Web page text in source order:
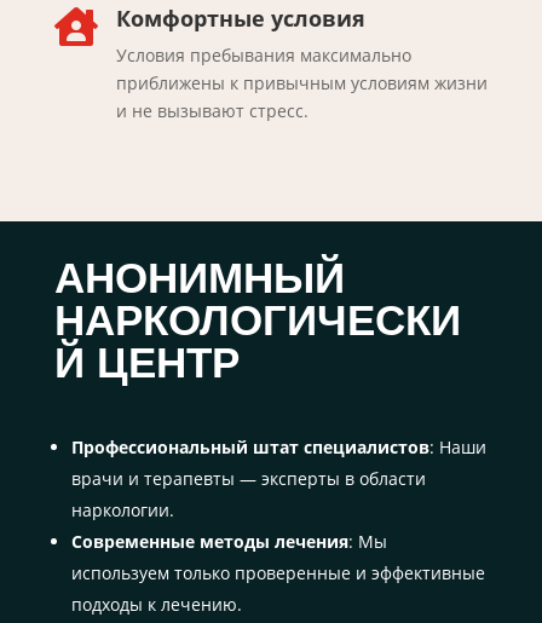
 Комфортные условия
Условия пребывания максимально
приближены к привычным условиям жизни
и не вызывают стресс.
АНОНИМНЫЙ
НАРКОЛОГИЧЕСКИ
Й ЦЕНТР
Профессиональный штат специалистов: Наши
врачи и терапевты — эксперты в области
наркологии.
Современные методы лечения: Мы
используем только проверенные и эффективные
подходы к лечению.